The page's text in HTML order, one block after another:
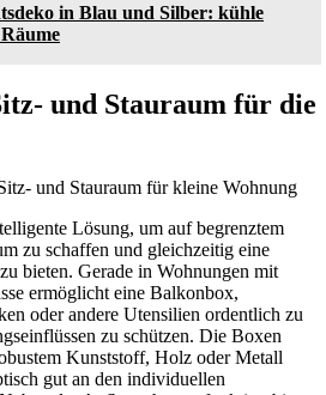
in Blau und Silber: kühle
und Stauraum für die
Lösung, um auf begrenztem
zu schaffen und gleichzeitig eine
bieten. Gerade in Wohnungen mit
ermöglicht eine Balkonbox,
oder andere Utensilien ordentlich zu
zu schützen. Die Boxen
Kunststoff, Holz oder Metall
gut an den individuellen